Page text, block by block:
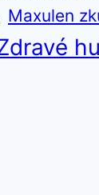
Maxulen